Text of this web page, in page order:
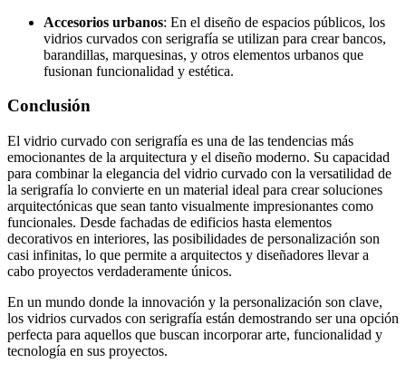
Accesorios urbanos: En el diseño de espacios públicos, los
vidrios curvados con serigrafía se utilizan para crear bancos,
barandillas, marquesinas, y otros elementos urbanos que
fusionan funcionalidad y estética.
Conclusión
El vidrio curvado con serigrafía es una de las tendencias más
emocionantes de la arquitectura y el diseño moderno. Su capacidad
para combinar la elegancia del vidrio curvado con la versatilidad de
la serigrafía lo convierte en un material ideal para crear soluciones
arquitectónicas que sean tanto visualmente impresionantes como
funcionales. Desde fachadas de edificios hasta elementos
decorativos en interiores, las posibilidades de personalización son
casi infinitas, lo que permite a arquitectos y diseñadores llevar a
cabo proyectos verdaderamente únicos.
En un mundo donde la innovación y la personalización son clave,
los vidrios curvados con serigrafía están demostrando ser una opción
perfecta para aquellos que buscan incorporar arte, funcionalidad y
tecnología en sus proyectos.